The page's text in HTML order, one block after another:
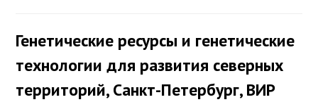
Генетические ресурсы и генетические
технологии для развития северных
территорий, Санкт-Петербург, ВИР